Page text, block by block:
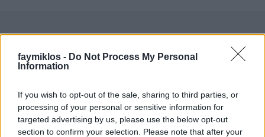
faymiklos - Do Not Process My Personal
Information
If you wish to opt-out of the sale, sharing to third parties, or
processing of your personal or sensitive information for
targeted advertising by us, please use the below opt-out
section to confirm your selection. Please note that after your
Címkék:Issey Miyake
Ajánlott bejegyzések: